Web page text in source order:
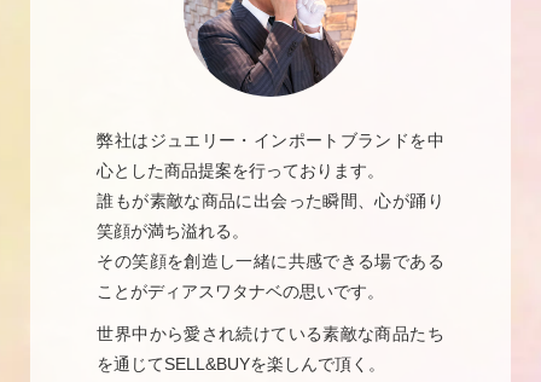
弊社はジュエリー・インポートブランドを中
心とした商品提案を行っております。
誰もが素敵な商品に出会った瞬間、心が踊り
笑顔が満ち溢れる。
その笑顔を創造し一緒に共感できる場である
ことがディアスワタナベの思いです。
世界中から愛され続けている素敵な商品たち
を通じてSELL&BUYを楽しんで頂く。